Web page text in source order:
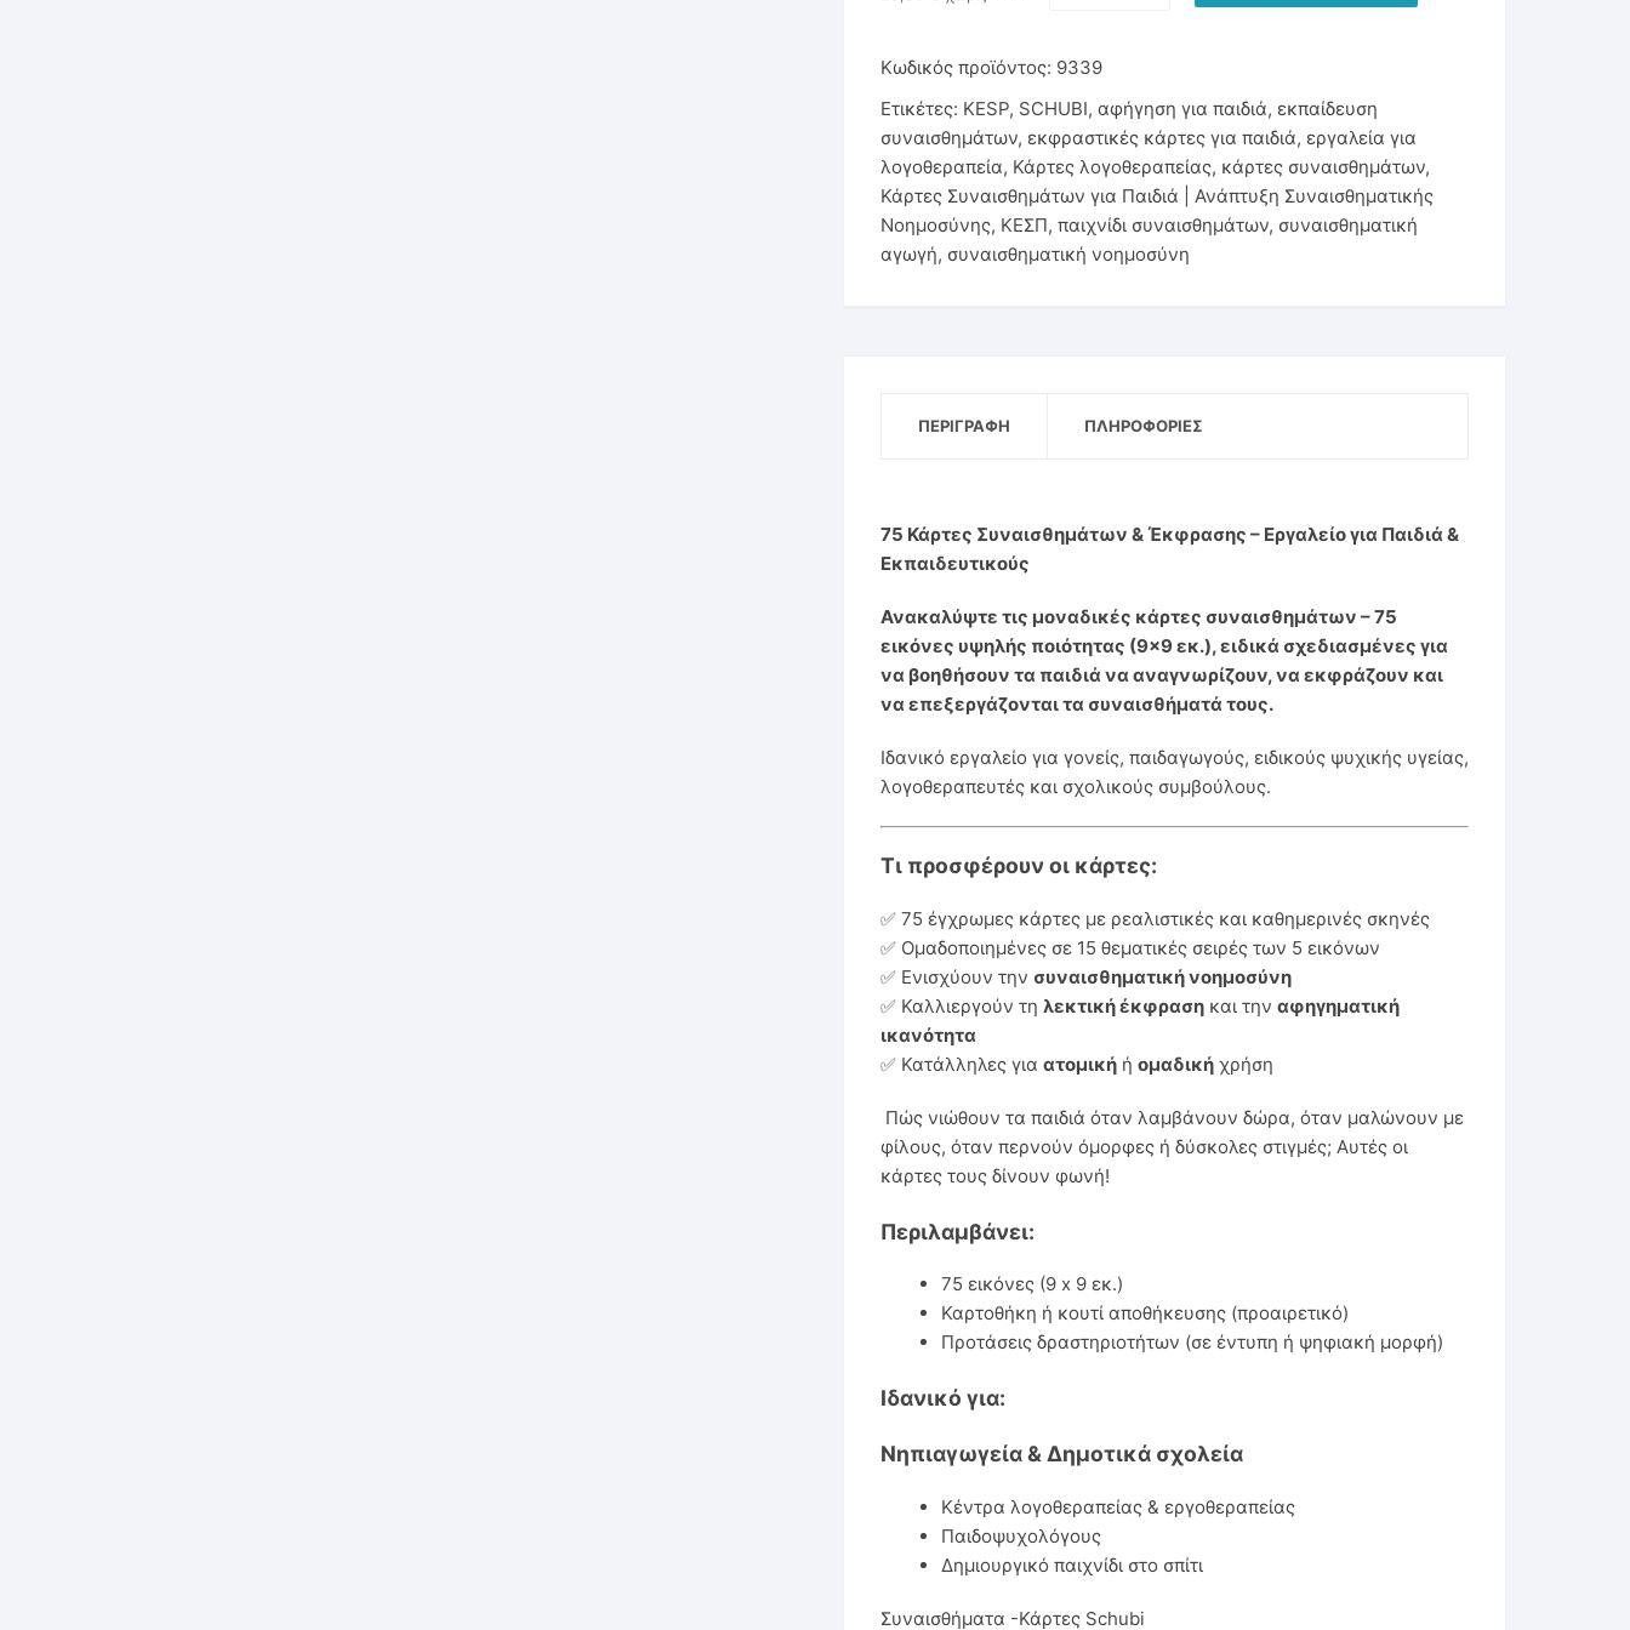
Κωδικός προϊόντος: 9339
Ετικέτες: KESP, SCHUBI, αφήγηση για παιδιά, εκπαίδευση
συναισθημάτων, εκφραστικές κάρτες για παιδιά, εργαλεία για
λογοθεραπεία, Κάρτες λογοθεραπείας, κάρτες συναισθημάτων,
Κάρτες Συναισθημάτων για Παιδιά | Ανάπτυξη Συναισθηματικής
Νοημοσύνης, ΚΕΣΠ, παιχνίδι συναισθημάτων, συναισθηματική
αγωγή, συναισθηματική νοημοσύνη
ΠΕΡΙΓΡΑΦΉ ΠΛΗΡΟΦΟΡΊΕΣ
75 Κάρτες Συναισθημάτων & Έκφρασης – Εργαλείο για Παιδιά &
Εκπαιδευτικούς
Ανακαλύψτε τις μοναδικές κάρτες συναισθημάτων – 75
εικόνες υψηλής ποιότητας (9×9 εκ.), ειδικά σχεδιασμένες για
να βοηθήσουν τα παιδιά να αναγνωρίζουν, να εκφράζουν και
να επεξεργάζονται τα συναισθήματά τους.
Ιδανικό εργαλείο για γονείς, παιδαγωγούς, ειδικούς ψυχικής υγείας,
λογοθεραπευτές και σχολικούς συμβούλους.
Τι προσφέρουν οι κάρτες:
✅ 75 έγχρωμες κάρτες με ρεαλιστικές και καθημερινές σκηνές
✅ Ομαδοποιημένες σε 15 θεματικές σειρές των 5 εικόνων
✅ Ενισχύουν την συναισθηματική νοημοσύνη
✅ Καλλιεργούν τη λεκτική έκφρασηκαι την αφηγηματική
ικανότητα
✅ Κατάλληλες για ατομικήή ομαδικήχρήση
Πώς νιώθουν τα παιδιά όταν λαμβάνουν δώρα, όταν μαλώνουν με
φίλους, όταν περνούν όμορφες ή δύσκολες στιγμές; Αυτές οι
κάρτες τους δίνουν φωνή!
Περιλαμβάνει:
75 εικόνες (9 x 9 εκ.)
Καρτοθήκη ή κουτί αποθήκευσης (προαιρετικό)
Προτάσεις δραστηριοτήτων (σε έντυπη ή ψηφιακή μορφή)
Ιδανικό για:
Νηπιαγωγεία & Δημοτικά σχολεία
Κέντρα λογοθεραπείας & εργοθεραπείας
Παιδοψυχολόγους
Δημιουργικό παιχνίδι στο σπίτι
Συναισθήματα -Κάρτες Schubi